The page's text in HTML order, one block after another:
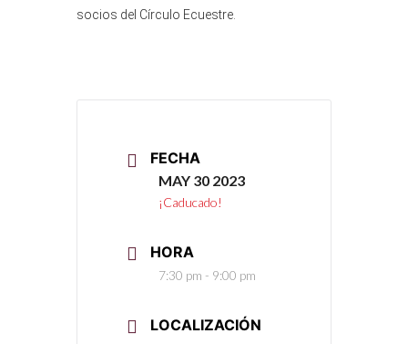
socios del Círculo Ecuestre.
FECHA
MAY 30 2023
¡Caducado!
HORA
7:30 pm - 9:00 pm
LOCALIZACIÓN